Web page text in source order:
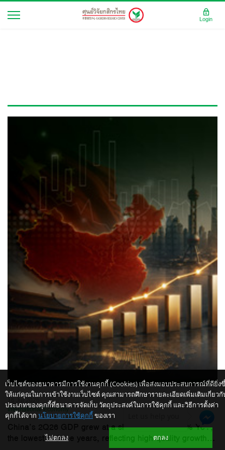
16 Jul 2026
International Economy
China’s 2Q26 GDP grew at a slower pace at 4.3% YoY,
the lowest in three years, reflecting high-quality growth...
เว็บไซต์ของธนาคารมีการใช้งานคุกกี้ (Cookies) เพื่อส่งมอบประสบการณ์ที่ดียิ่ง
ให้แก่คุณในการเข้าใช้งานเว็บไซต์ คุณสามารถศึกษารายละเอียดเพิ่มเติมเกี่ยวกั
ประเภทของคุกกี้ที่ธนาคารจัดเก็บ วัตถุประสงค์ในการใช้คุกกี้ และวิธีการตั้งค่า
คุกกี้ได้จาก นโยบายการใช้คุกกี้ ของเรา
ไม่ตกลง ตกลง
Login